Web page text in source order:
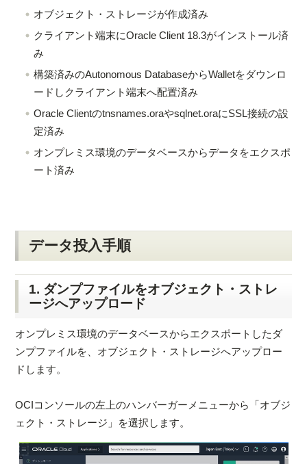
オブジェクト・ストレージが作成済み
クライアント端末にOracle Client 18.3がインストール済
み
構築済みのAutonomous DatabaseからWalletをダウンロ
ードしクライアント端末へ配置済み
Oracle Clientのtnsnames.oraやsqlnet.oraにSSL接続の設
定済み
オンプレミス環境のデータベースからデータをエクスポ
ート済み
データ投入手順
1. ダンプファイルをオブジェクト・ストレ
ージへアップロード
オンプレミス環境のデータベースからエクスポートしたダ
ンプファイルを、オブジェクト・ストレージへアップロー
ドします。
OCIコンソールの左上のハンバーガーメニューから「オブジ
ェクト・ストレージ」を選択します。